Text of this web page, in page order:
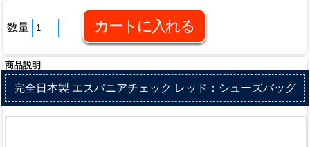
数量
商品説明
完全日本製 エスパニアチェック レッド：シューズバッグ